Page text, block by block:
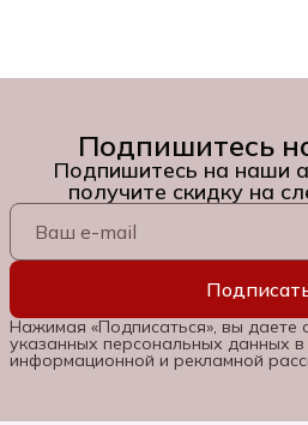
Подпишитесь
Подпишитесь на наши
получите скидку на
Нажимая «Подписаться», вы даете
указанных персональных данных в
информационной и рекламной